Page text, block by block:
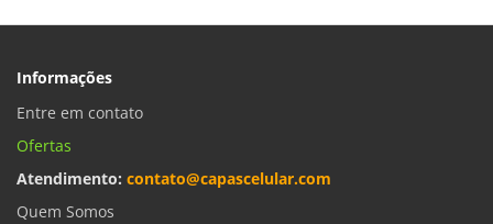
Informações
Entre em contato
Ofertas
Atendimento: contato@capascelular.com
Quem Somos